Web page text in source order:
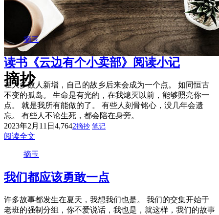
摘抄
摘玉
读书 《云边有个小卖部》阅读小记
在大多数人新增，自己的故乡后来会成为一个点。 如同恒古
不变的孤岛。 生命是有光的，在我熄灭以前，能够照亮你一
点。 就是我所有能做的了。 有些人刻骨铭心，没几年会遗
忘。 有些人不论生死，都会陪在身旁。
2023年2月11日 4,7642摘抄 笔记
阅读全文
摘玉
我们都应该勇敢一点
许多故事都发生在夏天，我想我们也是。 我们的交集开始于
老班的强制分组，你不爱说话，我也是，就这样，我们的故事